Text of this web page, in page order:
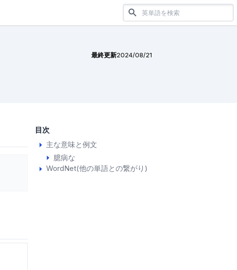
最終更新2024/08/21
目次
主な意味と例文
臆病な
WordNet(他の単語との繋がり)